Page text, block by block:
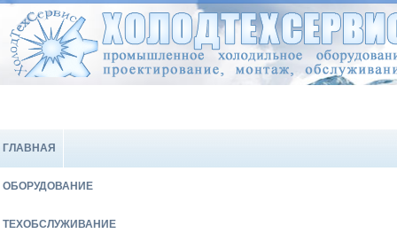
ГЛАВНАЯ
ОБОРУДОВАНИЕ
ТЕХОБСЛУЖИВАНИЕ